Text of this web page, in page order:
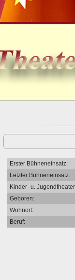
Erster Bühneneinsatz:
Letzter Bühneneinsatz:
Kinder- u.
Geboren:
Wohnort:
Beruf: